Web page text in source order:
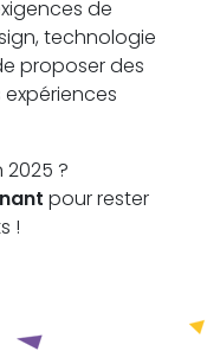
de
technologie
proposer des
?
pour rester
!